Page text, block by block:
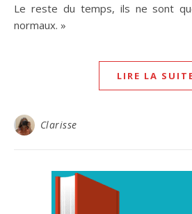
Le reste du temps, ils ne sont
normaux. »
LIRE LA
Clarisse